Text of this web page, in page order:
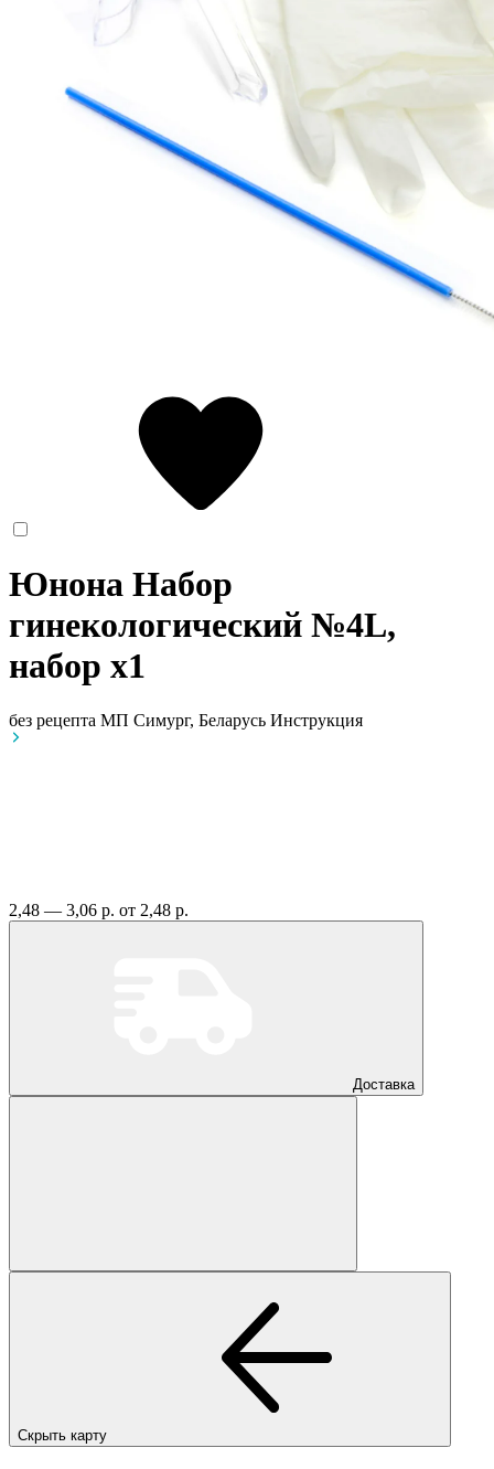
Юнона Набор
гинекологический №4L,
набор x1
без рецепта МП Симург, Беларусь Инструкция
2,48 — 3,06 р. от 2,48 р.
Доставка
Скрыть карту